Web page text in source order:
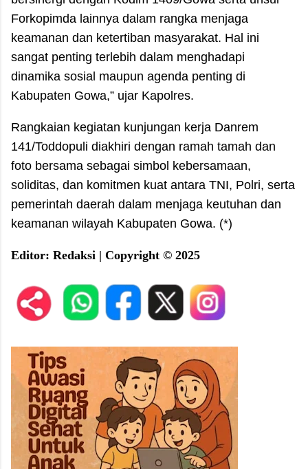
Forkopimda lainnya dalam rangka menjaga
keamanan dan ketertiban masyarakat. Hal ini
sangat penting terlebih dalam menghadapi
dinamika sosial maupun agenda penting di
Kabupaten Gowa,” ujar Kapolres.
Rangkaian kegiatan kunjungan kerja Danrem
141/Toddopuli diakhiri dengan ramah tamah dan
foto bersama sebagai simbol kebersamaan,
soliditas, dan komitmen kuat antara TNI, Polri, serta
pemerintah daerah dalam menjaga keutuhan dan
keamanan wilayah Kabupaten Gowa. (*)
Editor: Redaksi | Copyright © 2025